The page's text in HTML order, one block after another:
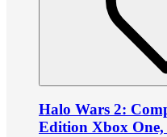
Halo Wars 2:
Edition Xbox One,